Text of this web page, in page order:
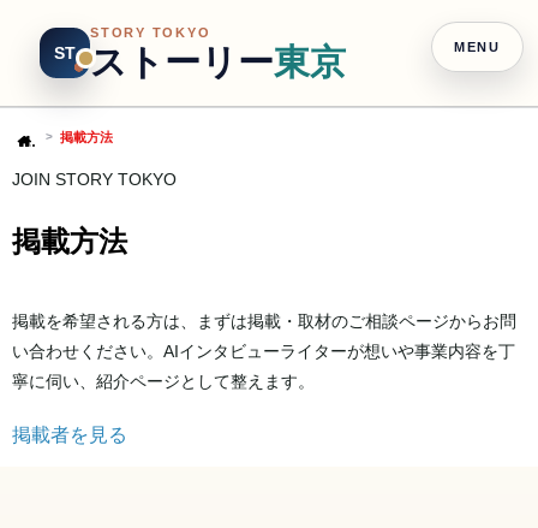
ST
STORY TOKYO
ストーリー東京
Home 掲載方法
JOIN STORY TOKYO
掲載方法
掲載を希望される方は、まずは掲載・取材のご相談ページからお問
い合わせください。AIインタビューライターが想いや事業内容を丁
寧に伺い、紹介ページとして整えます。
掲載者を見る
MENU